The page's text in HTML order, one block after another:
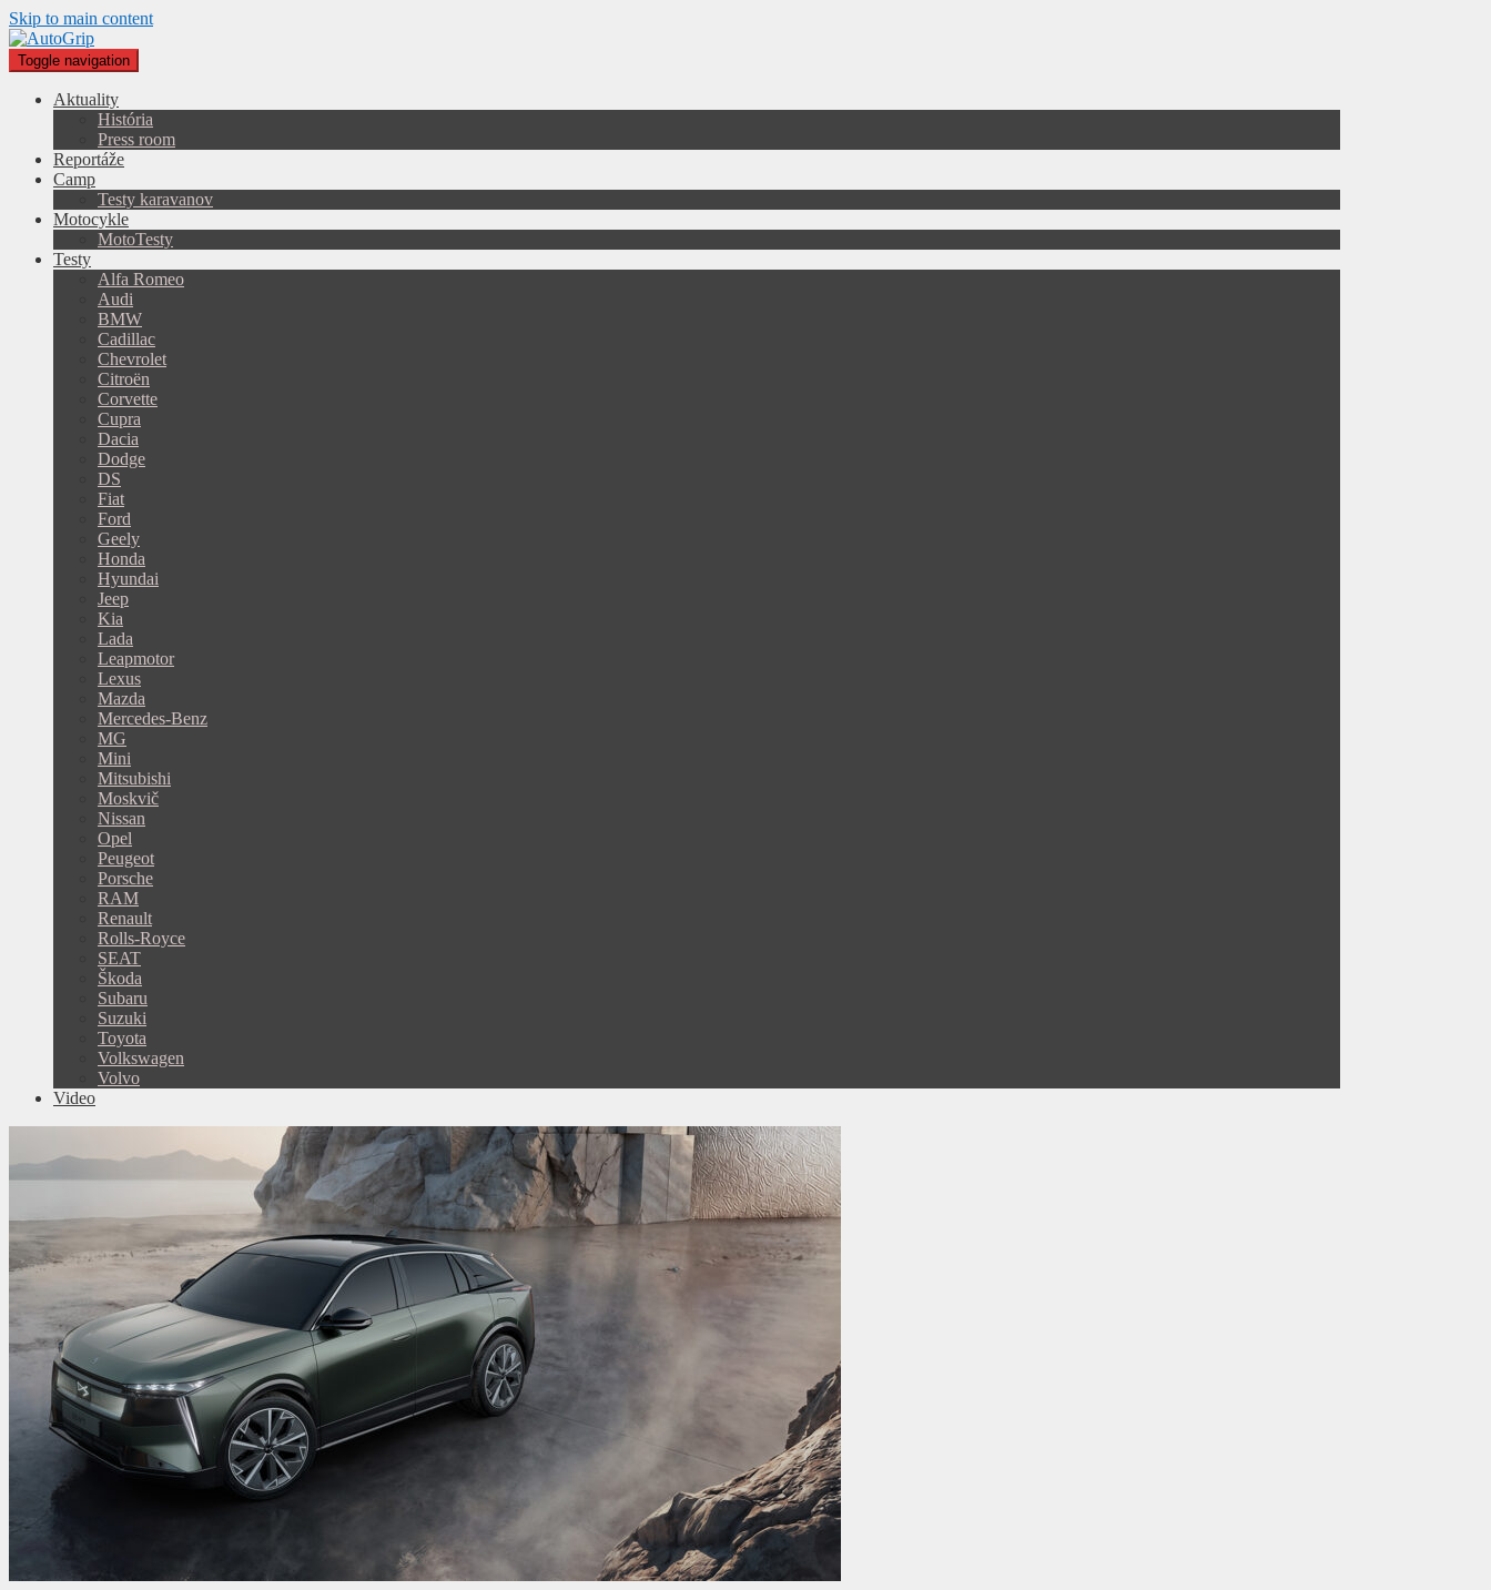
Skip to main content
Toggle navigation
Aktuality
História
Press room
Reportáže
Camp
Testy karavanov
Motocykle
MotoTesty
Testy
Alfa Romeo
Audi
BMW
Cadillac
Chevrolet
Citroën
Corvette
Cupra
Dacia
Dodge
DS
Fiat
Ford
Geely
Honda
Hyundai
Jeep
Kia
Lada
Leapmotor
Lexus
Mazda
Mercedes-Benz
MG
Mini
Mitsubishi
Moskvič
Nissan
Opel
Peugeot
Porsche
RAM
Renault
Rolls-Royce
SEAT
Škoda
Subaru
Suzuki
Toyota
Volkswagen
Volvo
Video